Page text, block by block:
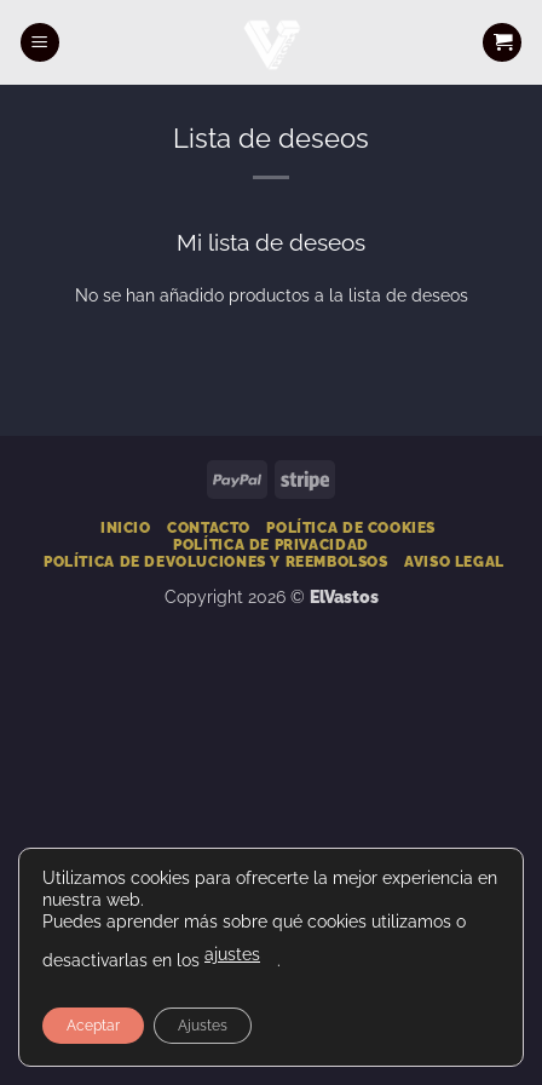
Lista de deseos
Mi lista de deseos
No se han añadido productos a la lista de deseos
PayPal Stripe
INICIO CONTACTO
POLÍTICA DE COOKIES
POLÍTICA DE PRIVACIDAD
POLÍTICA DE DEVOLUCIONES Y REEMBOLSOS
AVISO LEGAL
Copyright 2026 © ElVastos
Utilizamos cookies para ofrecerte la mejor experiencia en
nuestra web.
Puedes aprender más sobre qué cookies utilizamos o
desactivarlas en los ajustes .
Aceptar Ajustes